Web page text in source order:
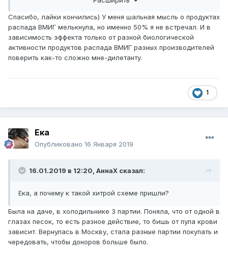
8-10 партий.
Спасибо, лайки кончились) У меня шальная мысль о продуктах
распада ВМИГ мелькнула, но именно 50% я не встречал. И в
зависимость эффекта только от разной биологической
активности продуктов распада ВМИГ разных производителей
поверить как-то сложно мне-дилетанту.
1
Ека
Опубликовано 16 Января 2019
16.01.2019 в 12:20, АннаХ сказал:
Ека, а почему к такой хитрой схеме пришли?
Была на даче, в холодильнике 3 партии. Поняла, что от одной в
глазах песок, то есть разное действие, то бишь от пула крови
зависит. Вернулась в Москву, стала разные партии покупать и
чередовать, чтобы доноров больше было.